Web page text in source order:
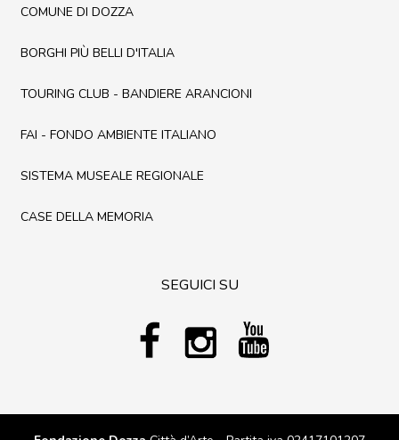
COMUNE DI DOZZA
BORGHI PIÙ BELLI D'ITALIA
TOURING CLUB - BANDIERE ARANCIONI
FAI - FONDO AMBIENTE ITALIANO
SISTEMA MUSEALE REGIONALE
CASE DELLA MEMORIA
SEGUICI SU